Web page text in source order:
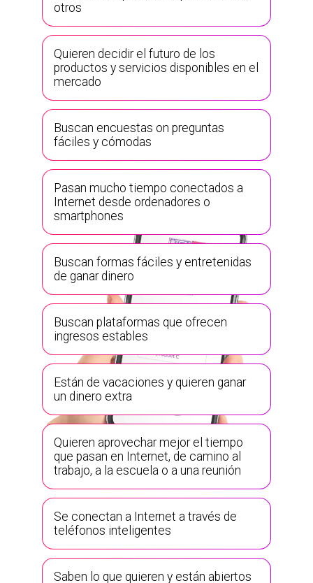
otros
Quieren decidir el futuro de los
productos y servicios disponibles en el
mercado
Buscan encuestas on preguntas
fáciles y cómodas
Pasan mucho tiempo conectados a
Internet desde ordenadores o
smartphones
Buscan formas fáciles y entretenidas
de ganar dinero
Buscan plataformas que ofrecen
ingresos estables
Están de vacaciones y quieren ganar
un dinero extra
Quieren aprovechar mejor el tiempo
que pasan en Internet, de camino al
trabajo, a la escuela o a una reunión
Se conectan a Internet a través de
teléfonos inteligentes
Saben lo que quieren y están abiertos